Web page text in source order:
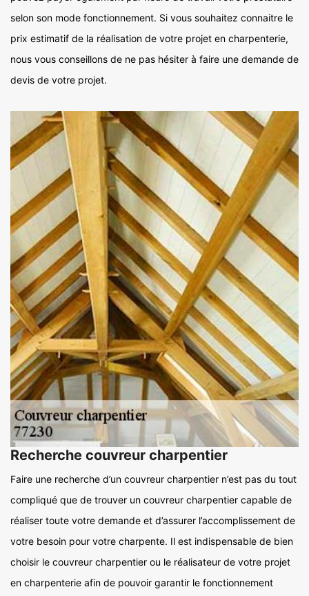
selon son mode fonctionnement. Si vous souhaitez connaitre le
prix estimatif de la réalisation de votre projet en charpenterie,
nous vous conseillons de ne pas hésiter à faire une demande de
devis de votre projet.
Recherche couvreur charpentier
Faire une recherche d’un couvreur charpentier n’est pas du tout
compliqué que de trouver un couvreur charpentier capable de
réaliser toute votre demande et d’assurer l’accomplissement de
votre besoin pour votre charpente. Il est indispensable de bien
choisir le couvreur charpentier ou le réalisateur de votre projet
en charpenterie afin de pouvoir garantir le fonctionnement